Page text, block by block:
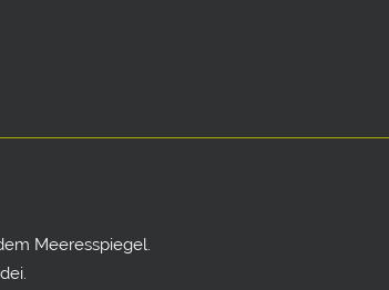
Meeresspiegel.